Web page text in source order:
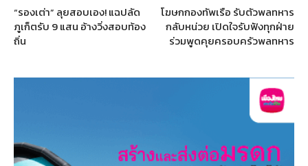
“รองเต่า” ลุยสอบเอง! แฉปลัด
ภูเก็ตรับ 9 แสน อ้างวิ่งสอบท้อง
ถิ่น
โฆษกกองทัพเรือ รับตัวพลทหาร
กลับหน่วย เปิดใจรับฟังทุกฝ่าย
ร่วมพูดคุยครอบครัวพลทหาร